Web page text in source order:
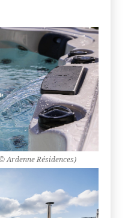
Ardenne Résidences)